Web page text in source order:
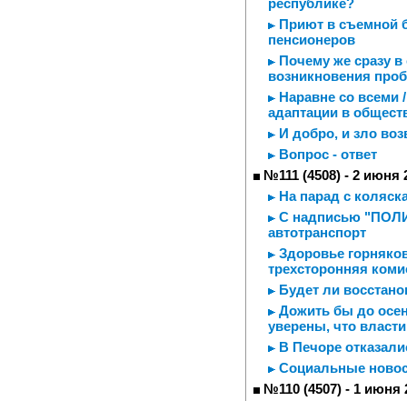
республике?
Приют в съемной
пенсионеров
Почему же сразу
возникновения
Наравне со всеми
адаптации в
И добро, и зло
Вопрос - ответ
№111 (4508) - 2 июня
На парад с
С надписью
автотранспорт
Здоровье
трехсторонняя
Будет ли
Дожить бы до
уверены, что
В Печоре
Социальные
№110 (4507) - 1 июня